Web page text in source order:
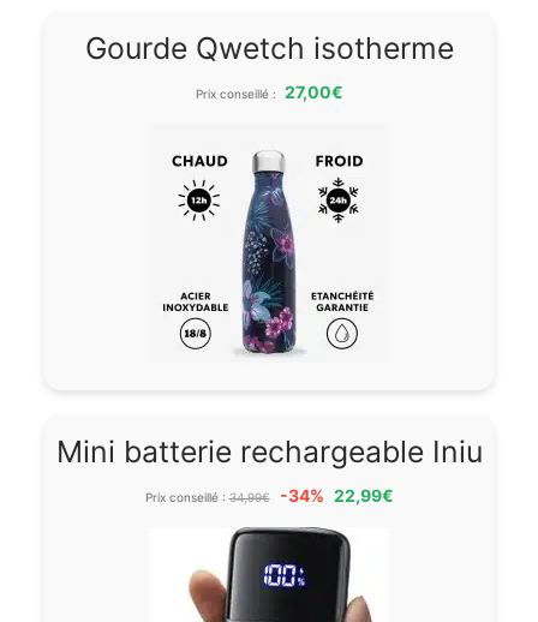
Gourde Qwetch isotherme
Prix conseillé : 27,00€
Mini batterie rechargeable Iniu
Prix conseillé :34,99€ -34% 22,99€